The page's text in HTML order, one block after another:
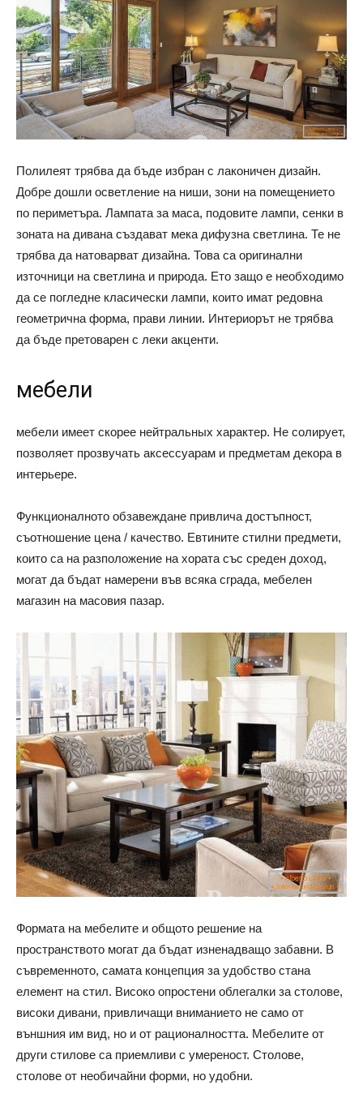
Полилеят трябва да бъде избран с лаконичен дизайн.
Добре дошли осветление на ниши, зони на помещението
по периметъра. Лампата за маса, подовите лампи, сенки в
зоната на дивана създават мека дифузна светлина. Те не
трябва да натоварват дизайна. Това са оригинални
източници на светлина и природа. Ето защо е необходимо
да се погледне класически лампи, които имат редовна
геометрична форма, прави линии. Интериорът не трябва
да бъде претоварен с леки акценти.
мебели
мебели имеет скорее нейтральных характер. Не солирует,
позволяет прозвучать аксессуарам и предметам декора в
интерьере.
Функционалното обзавеждане привлича достъпност,
съотношение цена / качество. Евтините стилни предмети,
които са на разположение на хората със среден доход,
могат да бъдат намерени във всяка сграда, мебелен
магазин на масовия пазар.
Формата на мебелите и общото решение на
пространството могат да бъдат изненадващо забавни. В
съвременното, самата концепция за удобство стана
елемент на стил. Високо опростени облегалки за столове,
високи дивани, привличащи вниманието не само от
външния им вид, но и от рационалността. Мебелите от
други стилове са приемливи с умереност. Столове,
столове от необичайни форми, но удобни.